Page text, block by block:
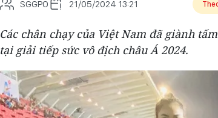
SGGPO 21/05/2024 13:21
Các chân chạy của Việt Nam đã giành
tại giải tiếp sức vô địch châu Á 2024.